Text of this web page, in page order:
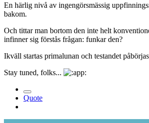
En härlig nivå av ingengörsmässig
bakom.
Och tittar man bortom den inte helt
infinner sig förstås frågan: funkar den?
Ikväll startas primalunan och testandet
Stay tuned, folks...
Quote